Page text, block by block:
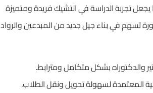
تجربة الدراسة في التشيك فريدة ومتميزة
تسهم في بناء جيل جديد من المبدعين والرواد
والدكتوراه بشكل متكامل ومترابط.
المعتمدة لسهولة تحويل ونقل الطلاب.